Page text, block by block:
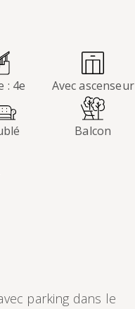
parking dans le
: 4e Avec ascenseur
Balcon